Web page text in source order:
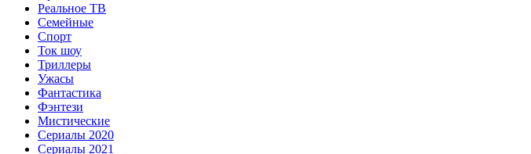
Реальное ТВ
Семейные
Спорт
Ток шоу
Триллеры
Ужасы
Фантастика
Фэнтези
Мистические
Сериалы 2020
Сериалы 2021